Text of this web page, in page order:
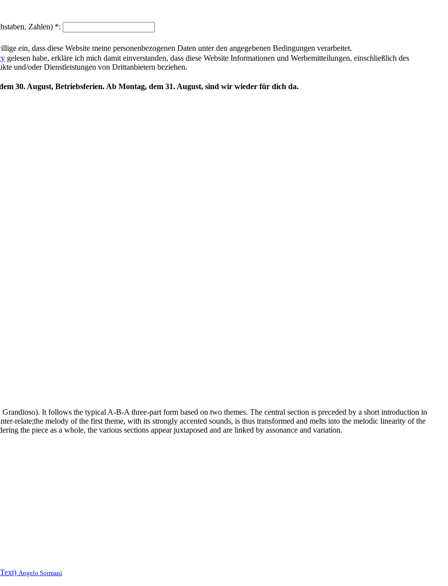
Zahlen) *:
ein, dass diese Website meine personenbezogenen Daten unter den angegebenen Bedingungen verarbeitet.
gelesen habe, erkläre ich mich damit einverstanden, dass diese Website Informationen und Werbemitteilungen, einschließlich des
und/oder Dienstleistungen von Drittanbietern beziehen.
30. August, Betriebsferien. Ab Montag, dem 31. August, sind wir wieder für dich da.
It follows the typical A-B-A three-part form based on two themes. The central section is preceded by a short introduction in
relate;the melody of the first theme, with its strongly accented sounds, is thus transformed and melts into the melodic linearity of the
the piece as a whole, the various sections appear juxtaposed and are linked by assonance and variation.
Angelo Sormani